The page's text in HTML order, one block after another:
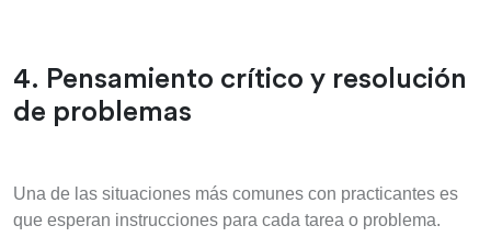
4. Pensamiento crítico y resolución
de problemas
Una de las situaciones más comunes con practicantes es
que esperan instrucciones para cada tarea o problema.